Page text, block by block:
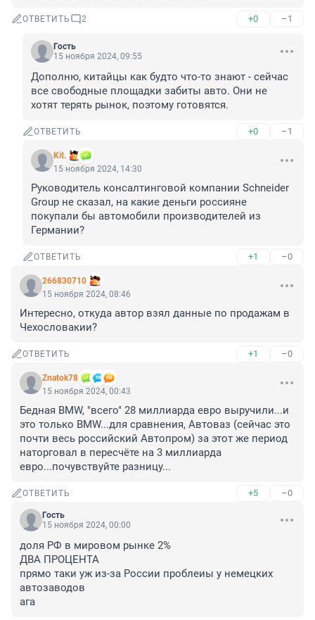
ОТВЕТИТЬ 2 +0 –1
Гость
15 ноября 2024, 09:55
Дополню, китайцы как будто что-то знают - сейчас
все свободные площадки забиты авто. Они не
хотят терять рынок, поэтому готовятся.
ОТВЕТИТЬ +0 –1
Kit.
15 ноября 2024, 14:30
Руководитель консалтинговой компании Schneider
Group не сказал, на какие деньги россияне
покупали бы автомобили производителей из
Германии?
ОТВЕТИТЬ +1 –0
266830710
15 ноября 2024, 08:46
Интересно, откуда автор взял данные по продажам в
Чехословакии?
ОТВЕТИТЬ +1 –0
Znatok78
15 ноября 2024, 00:43
Бедная BMW, "всего" 28 миллиарда евро выручили...и
это только BMW...для сравнения, Автоваз (сейчас это
почти весь российский Автопром) за этот же период
наторговал в пересчёте на 3 миллиарда
евро...почувствуйте разницу...
ОТВЕТИТЬ +5 –0
Гость
15 ноября 2024, 00:00
доля РФ в мировом рынке 2%
ДВА ПРОЦЕНТА
прямо таки уж из-за России проблеиы у немецких
автозаводов
ага